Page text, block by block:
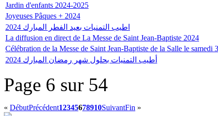
Jardin d'enfants 2024-2025
Joyeuses Pâques + 2024
اطيب التمنيات بعيد الفطر المبارك 2024
La diffusion en direct de La Messe de Saint Jean-Baptiste 2024
Célébration de la Messe de Saint Jean-Baptiste de la Salle le samedi
2024 أطيب التمنيات بحلول شهر رمضان المبارك
Page 6 sur 54
« DébutPrécédent12345678910SuivantFin »